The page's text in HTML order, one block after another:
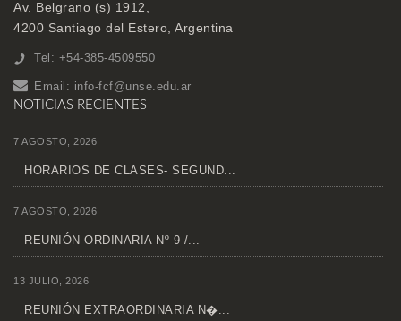
Av. Belgrano (s) 1912,
4200 Santiago del Estero, Argentina
Tel: +54-385-4509550
Email: info-fcf@unse.edu.ar
NOTICIAS RECIENTES
7 AGOSTO, 2026
HORARIOS DE CLASES- SEGUND...
7 AGOSTO, 2026
REUNIÓN ORDINARIA Nº 9 /...
13 JULIO, 2026
REUNIÓN EXTRAORDINARIA N�...